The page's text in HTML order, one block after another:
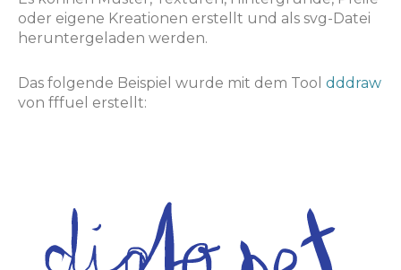
oder eigene Kreationen erstellt und als svg-Datei
heruntergeladen werden.
Das folgende Beispiel wurde mit dem Tool dddraw
von fffuel erstellt: